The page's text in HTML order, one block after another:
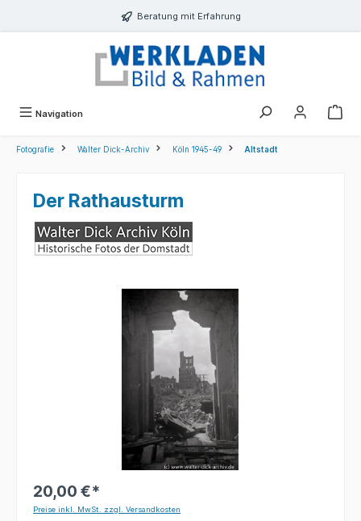
Beratung mit Erfahrung
Navigation
Fotografie Walter Dick-Archiv Köln 1945-49 Altstadt
Der Rathausturm
20,00 €*
Preise inkl. MwSt. zzgl. Versandkosten